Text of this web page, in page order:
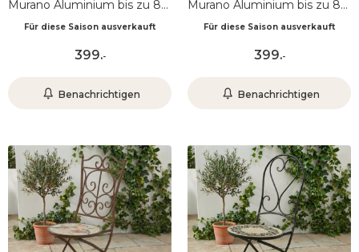
Murano Aluminium bis zu 8
Bronze
Für diese Saison ausverkauft
399.-
Benachrichtigen
Murano Aluminium bis zu 8
Rosmaringrün
Für diese Saison ausverkauft
399.-
Benachrichtigen